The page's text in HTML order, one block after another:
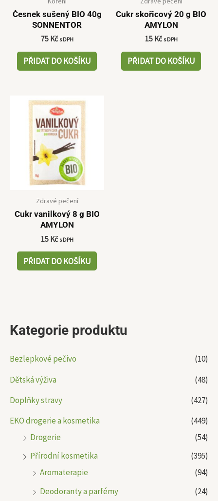
Kategorie produktu
Bezlepkové pečivo
(10)
Dětská výživa
(48)
Doplňky stravy
(427)
EKO drogerie a kosmetika
(449)
Drogerie
(54)
Přírodní kosmetika
(395)
Aromaterapie
(94)
Deodoranty a parfémy
(24)
Česnek sušený BIO 40g
SONNENTOR
75 Kč s DPH
PŘIDAT DO KOŠÍKU
Cukr skořicový 20 g BIO
AMYLON
15 Kč s DPH
PŘIDAT DO KOŠÍKU
Zdravé pečení
Cukr vanilkový 8 g BIO
AMYLON
15 Kč s DPH
PŘIDAT DO KOŠÍKU